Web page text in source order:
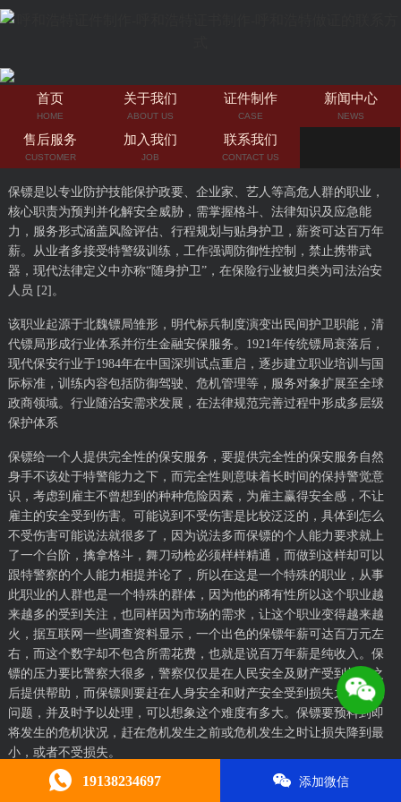
首页
HOME
关于我们
ABOUT US
证件制作
CASE
新闻中心
NEWS
售后服务
CUSTOMER
加入我们
JOB
联系我们
CONTACT US
保镖是以专业防护技能保护政要、企业家、艺人等高危人群的职业，
核心职责为预判并化解安全威胁，需掌握格斗、法律知识及应急能
力，服务形式涵盖风险评估、行程规划与贴身护卫，薪资可达百万年
薪。从业者多接受特警级训练，工作强调防御性控制，禁止携带武
器，现代法律定义中亦称“随身护卫”，在保险行业被归类为司法治安
人员 [2]。
该职业起源于北魏镖局雏形，明代标兵制度演变出民间护卫职能，清
代镖局形成行业体系并衍生金融安保服务。1921年传统镖局衰落后，
现代保安行业于1984年在中国深圳试点重启，逐步建立职业培训与国
际标准，训练内容包括防御驾驶、危机管理等，服务对象扩展至全球
政商领域。行业随治安需求发展，在法律规范完善过程中形成多层级
保护体系
保镖给一个人提供完全性的保安服务，要提供完全性的保安服务自然
身手不该处于特警能力之下，而完全性则意味着长时间的保持警觉意
识，考虑到雇主不曾想到的种种危险因素，为雇主赢得安全感，不让
雇主的安全受到伤害。可能说到不受伤害是比较泛泛的，具体到怎么
不受伤害可能说法就很多了，因为说法多而保镖的个人能力要求就上
了一个台阶，擒拿格斗，舞刀动枪必须样样精通，而做到这样却可以
跟特警察的个人能力相提并论了，所以在这是一个特殊的职业，从事
此职业的人群也是一个特殊的群体，因为他的稀有性所以这个职业越
来越多的受到关注，也同样因为市场的需求，让这个职业变得越来越
火，据互联网一些调查资料显示，一个出色的保镖年薪可达百万元左
右，而这个数字却不包含所需花费，也就是说百万年薪是纯收入。保
镖的压力要比警察大很多，警察仅仅是在人民安全及财产受到损失之
后提供帮助，而保镖则要赶在人身安全和财产安全受到损失之前发现
问题，并及时予以处理，可以想象这个难度有多大。保镖要预料到即
将发生的危机状况，赶在危机发生之前或危机发生之时让损失降到最
小，或者不受损失。
19138234697 添加微信